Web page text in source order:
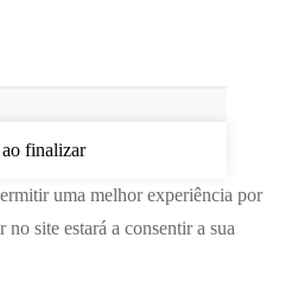
finalizar
uma melhor experiência por
site estará a consentir a sua